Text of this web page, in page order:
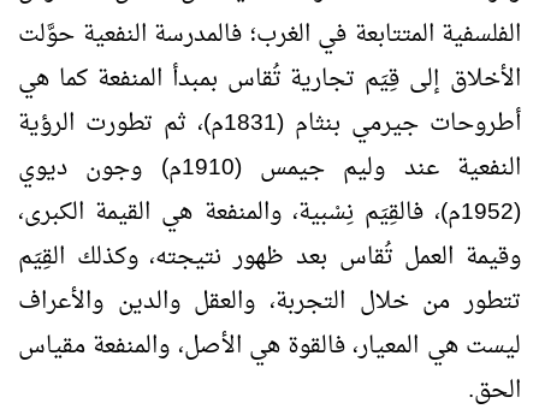
الفلسفية المتتابعة في الغرب؛ فالمدرسة النفعية حوَّلت
الأخلاق إلى قِيَم تجارية تُقاس بمبدأ المنفعة كما هي
أطروحات جيرمي بنثام (1831م)، ثم تطورت الرؤية
النفعية عند وليم جيمس (1910م) وجون ديوي
(1952م)، فالقِيَم نِسْبية، والمنفعة هي القيمة الكبرى،
وقيمة العمل تُقاس بعد ظهور نتيجته، وكذلك القِيَم
تتطور من خلال التجربة، والعقل والدين والأعراف
ليست هي المعيار، فالقوة هي الأصل، والمنفعة مقياس
الحق.